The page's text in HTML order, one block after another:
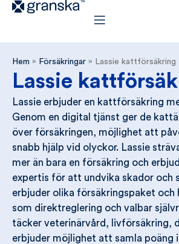
Hem » Försäkringar » Lassie kattförsäkring
Lassie
Lassie erbjuder en kattförsäkring
Genom en digital tjänst ger de
över försäkringen, möjlighet att
snabb hjälp vid olyckor. Lassie
mer än bara en försäkring och
expertis för att undvika skador och
erbjuder olika försäkringspaket och
som direktreglering och valbar
täcker veterinärvård, livförsäkring,
erbjuder möjlighet att samla poäng